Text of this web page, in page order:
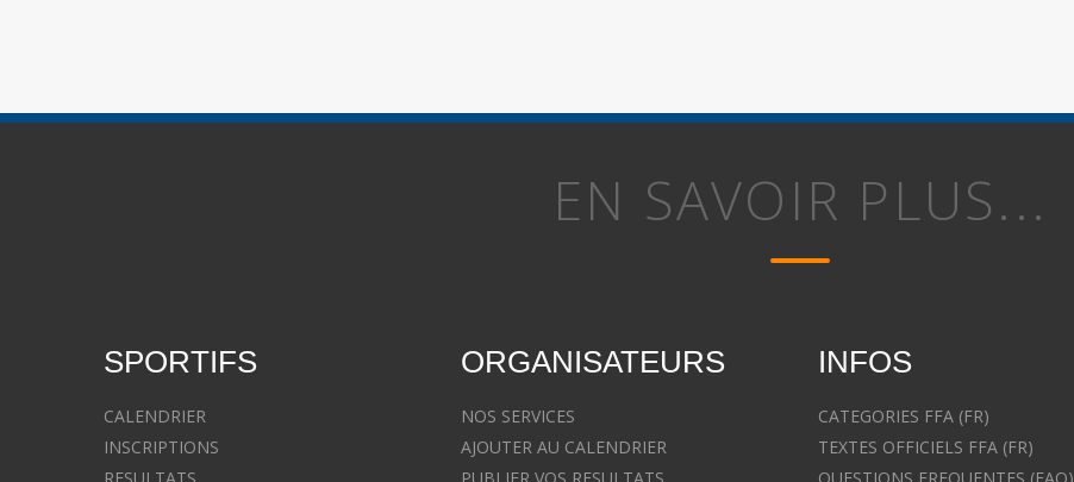
EN SAVOIR PLUS...
SPORTIFS
CALENDRIER
INSCRIPTIONS
ORGANISATEURS
NOS SERVICES
AJOUTER AU CALENDRIER
INFOS
CATEGORIES FFA (FR)
TEXTES OFFICIELS FFA (FR)